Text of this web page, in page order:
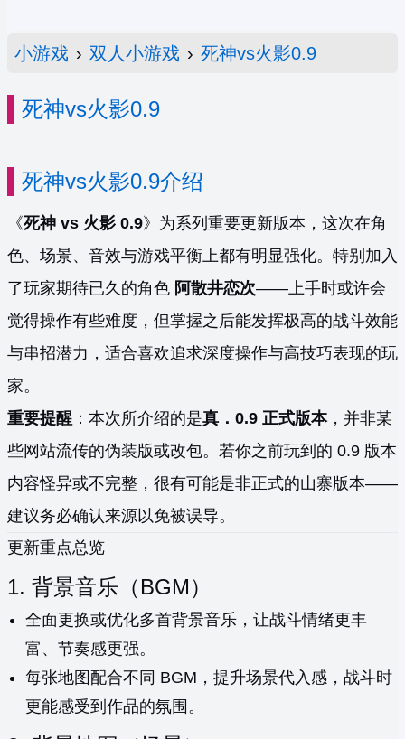
小游戏 › 双人小游戏 › 死神vs火影0.9
死神vs火影0.9
死神vs火影0.9介绍
《死神 vs 火影 0.9》为系列重要更新版本，这次在角
色、场景、音效与游戏平衡上都有明显强化。特别加入
了玩家期待已久的角色 阿散井恋次——上手时或许会
觉得操作有些难度，但掌握之后能发挥极高的战斗效能
与串招潜力，适合喜欢追求深度操作与高技巧表现的玩
家。
重要提醒 ：本次所介绍的是真．0.9 正式版本，并非某
些网站流传的伪装版或改包。若你之前玩到的 0.9 版本
内容怪异或不完整，很有可能是非正式的山寨版本——
建议务必确认来源以免被误导。
更新重点总览
1. 背景音乐（BGM）
全面更换或优化多首背景音乐，让战斗情绪更丰
富、节奏感更强。
每张地图配合不同 BGM，提升场景代入感，战斗时
更能感受到作品的氛围。